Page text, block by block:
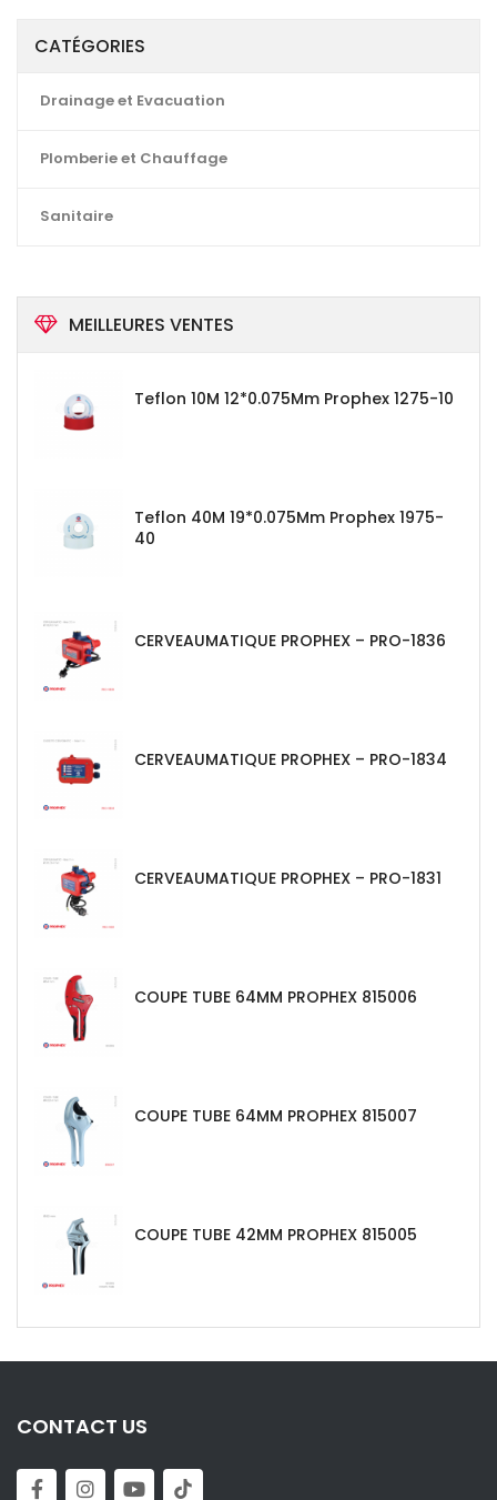
CATÉGORIES
Drainage et Evacuation
Plomberie et Chauffage
Sanitaire
MEILLEURES VENTES
Teflon 10M 12*0.075Mm Prophex 1275-10
Teflon 40M 19*0.075Mm Prophex 1975-
40
CERVEAUMATIQUE PROPHEX – PRO-1836
CERVEAUMATIQUE PROPHEX – PRO-1834
CERVEAUMATIQUE PROPHEX – PRO-1831
COUPE TUBE 64MM PROPHEX 815006
COUPE TUBE 64MM PROPHEX 815007
COUPE TUBE 42MM PROPHEX 815005
CONTACT US